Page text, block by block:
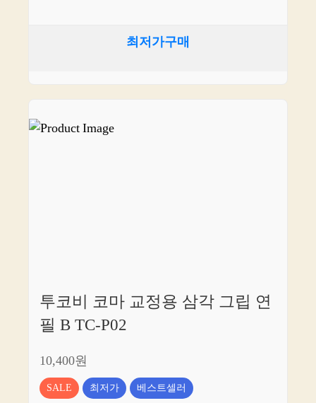
최저가구매
투코비 코마 교정용 삼각 그립 연
필 B TC-P02
10,400원
SALE 최저가 베스트셀러